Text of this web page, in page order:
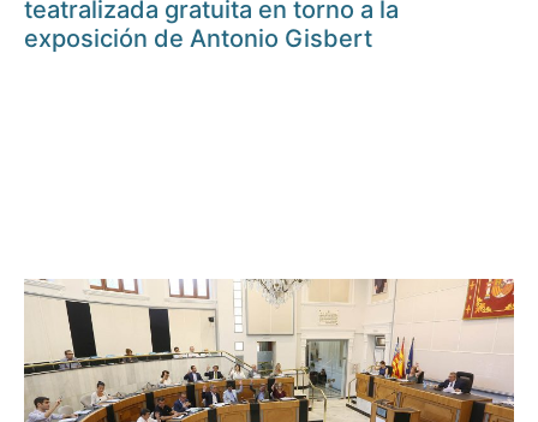
teatralizada gratuita en torno a la
exposición de Antonio Gisbert